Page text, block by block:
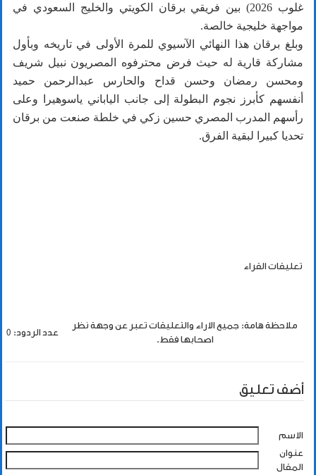
غلوب 2026) بين فريقي برقان الكويتي والخليج السعودي في
مواجهة خليجية خالصة.
وبلغ برقان هذا النهائي الآسيوي للمرة الأولى في تاريخه وبأول
مشاركة قارية له حيث فرض محترفوه المصريون نبيل شريف
ومحسن رمضان وحسن قداح والحارس عبدالرحمن حميد
أنفسهم كأبرز نجوم البطولة إلى جانب الياباني ياسوهيرا وعلى
رأسهم المدرب المصري حسين زكي في خلطة صنعت من برقان
تحديا كبيرا لبقية الفرق.
تعليقات القراء
ملاحظة هامة: جميع الاراء والتعليقات تعبر عن وجهة نظر
اصحابها فقط.
عدد الردود: 0
أضف تعليق
الاسم
عنوان
المقال